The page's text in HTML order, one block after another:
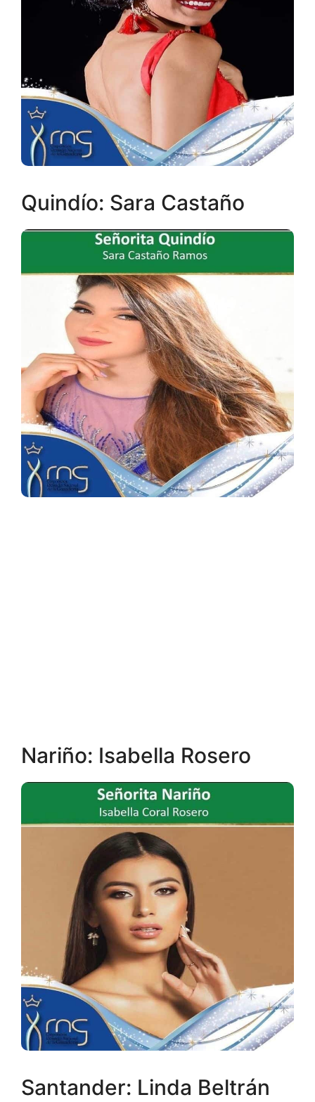
Quindío: Sara Castaño
Nariño: Isabella Rosero
Santander: Linda Beltrán